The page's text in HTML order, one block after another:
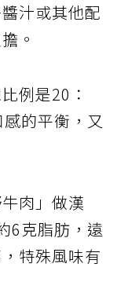
汁或其他配
。
例是20：
的平衡，又
肉」做漢
6克脂肪，遠
特殊風味有